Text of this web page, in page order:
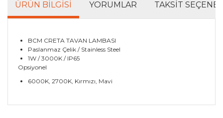
ÜRÜN BILGISI YORUMLAR TAKSIT
BCM CRETA TAVAN LAMBASI
Paslanmaz Çelik / Stainless Steel
1W / 3000K / IP65
Opsiyonel
6000K, 2700K, Kırmızı, Mavi
Bu ürünün fiyat bilgisi, resim, ürün açıklamalarında ve